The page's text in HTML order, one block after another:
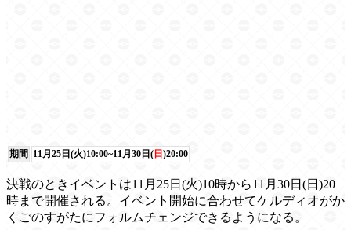
期間 11月25日(火)10:00~11月30日( 日 )20:00
決戦のときイベントは11月25日(火)10時から11月30日(日)20
時まで開催される。イベント開始に合わせてケルディオがか
くごのすがたにフォルムチェンジできるようになる。